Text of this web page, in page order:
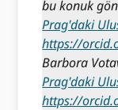
bu konuk
Prag'daki
https://
Barbora
Prag'daki
https://